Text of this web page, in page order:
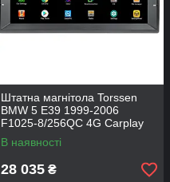
Штатна магнітола Torssen
BMW 5 E39 1999-2006
F1025-8/256QC 4G Carplay
DSP
В наявності
28 035 ₴